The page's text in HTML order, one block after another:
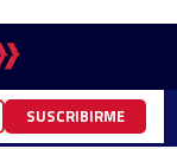
SUSCRIBIRME